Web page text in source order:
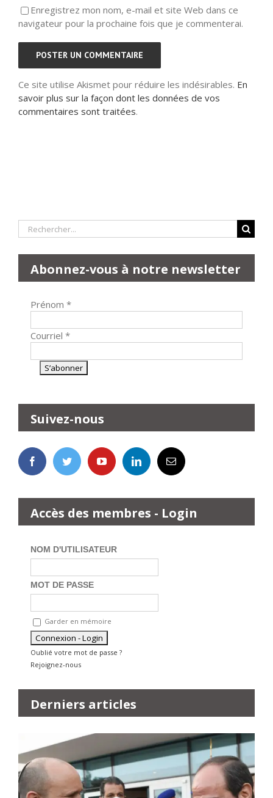
Enregistrez mon nom, e-mail et site Web dans ce
navigateur pour la prochaine fois que je commenterai.
Ce site utilise Akismet pour réduire les indésirables. En
savoir plus sur la façon dont les données de vos
commentaires sont traitées.
Rechercher:
Abonnez-vous à notre newsletter
Prénom *
Courriel *
Suivez-nous
Accès des membres - Login
NOM D'UTILISATEUR
MOT DE PASSE
Garder en mémoire
Oublié votre mot de passe ?
Rejoignez-nous
Derniers articles